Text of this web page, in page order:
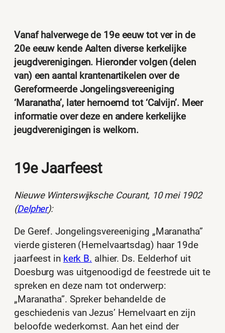
Vanaf halverwege de 19e eeuw tot ver in de
20e eeuw kende Aalten diverse kerkelijke
jeugdverenigingen. Hieronder volgen (delen
van) een aantal krantenartikelen over de
Gereformeerde Jongelingsvereeniging
‘Maranatha’, later hernoemd tot ‘Calvijn’. Meer
informatie over deze en andere kerkelijke
jeugdverenigingen is welkom.
19e Jaarfeest
Nieuwe Winterswijksche Courant, 10 mei 1902
(Delpher):
De Geref. Jongelingsvereeniging „Maranatha”
vierde gisteren (Hemelvaartsdag) haar 19de
jaarfeest in kerk B. alhier. Ds. Eelderhof uit
Doesburg was uitgenoodigd de feestrede uit te
spreken en deze nam tot onderwerp:
„Maranatha”. Spreker behandelde de
geschiedenis van Jezus’ Hemelvaart en zijn
beloofde wederkomst. Aan het eind der